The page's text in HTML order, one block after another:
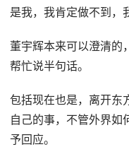
是我，我肯定做不到，
董宇辉本来可以澄清的
帮忙说半句话。
包括现在也是，离开东
自己的事，不管外界如
予回应。